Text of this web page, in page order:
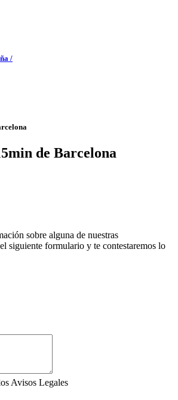
/
de Barcelona
sobre alguna de nuestras
siguiente formulario y te contestaremos lo
Avisos Legales